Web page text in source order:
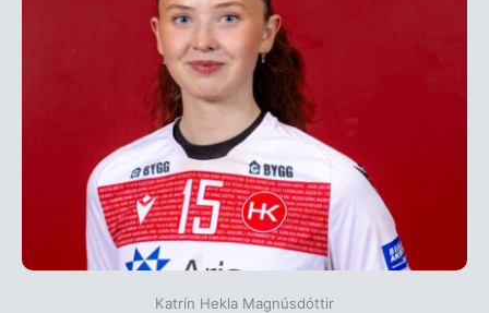
Katrín Hekla Magnúsdóttir